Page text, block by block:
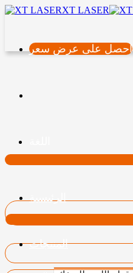
XT LASER
احصل على عرض سعر
الرئيسية
المنتجات